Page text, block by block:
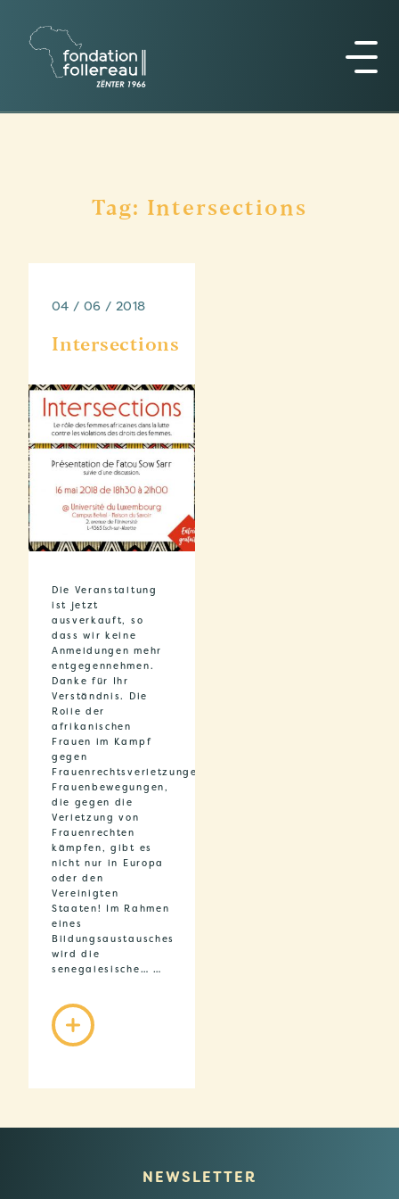
Tag: Intersections
04 / 06 / 2018
Intersections
Die Veranstaltung
ist jetzt
ausverkauft, so
dass wir keine
Anmeldungen mehr
entgegennehmen.
Danke für Ihr
Verständnis. Die
Rolle der
afrikanischen
Frauen im Kampf
gegen
Frauenrechtsverletzungen
Frauenbewegungen,
die gegen die
Verletzung von
Frauenrechten
kämpfen, gibt es
nicht nur in Europa
oder den
Vereinigten
Staaten! Im Rahmen
eines
Bildungsaustausches
wird die
senegalesische… …
NEWSLETTER